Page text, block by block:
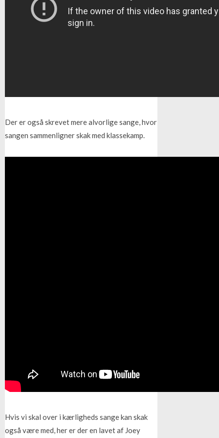
Der er også skrevet mere alvorlige sange, hvor
sangen sammenligner skak med klassekamp.
Hvis vi skal over i kærligheds sange kan skak
også være med, her er der en lavet af Joey